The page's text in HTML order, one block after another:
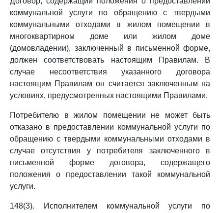
коммунальной услуги по обращению с твердыми
коммунальными отходами в жилом помещении в
многоквартирном доме или жилом доме
(домовладении), заключенный в письменной форме,
должен соответствовать настоящим Правилам. В
случае несоответствия указанного договора
настоящим Правилам он считается заключенным на
условиях, предусмотренных настоящими Правилами.
Потребителю в жилом помещении не может быть
отказано в предоставлении коммунальной услуги по
обращению с твердыми коммунальными отходами в
случае отсутствия у потребителя заключенного в
письменной форме договора, содержащего
положения о предоставлении такой коммунальной
услуги.
148(3). Исполнителем коммунальной услуги по